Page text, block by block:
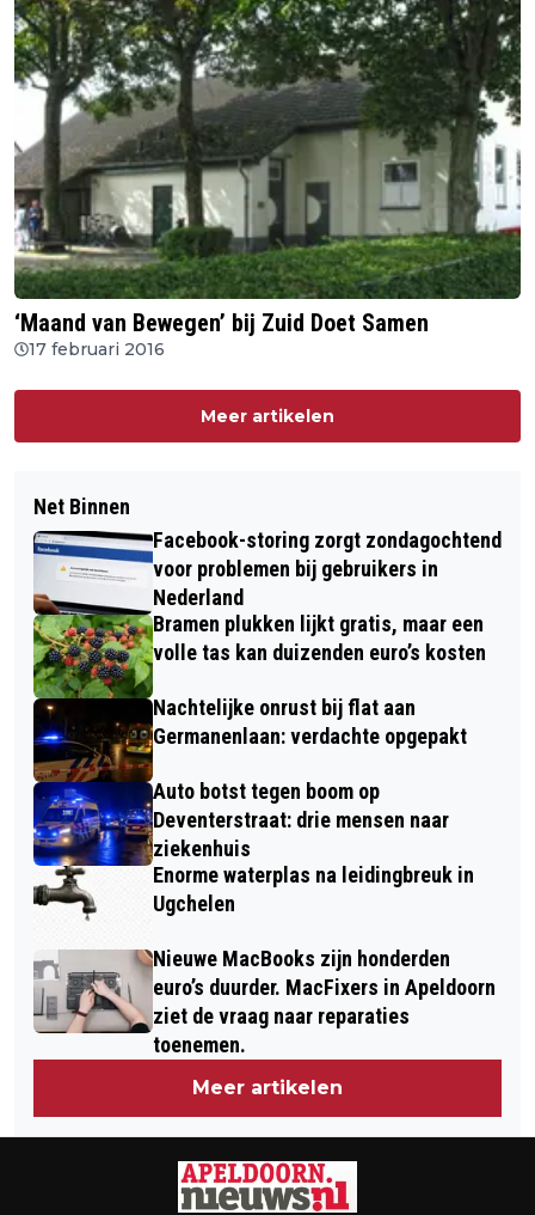
‘Maand van Bewegen’ bij Zuid Doet Samen
17 februari 2016
Meer artikelen
Net Binnen
Facebook-storing zorgt zondagochtend
voor problemen bij gebruikers in
Nederland
Bramen plukken lijkt gratis, maar een
volle tas kan duizenden euro’s kosten
Nachtelijke onrust bij flat aan
Germanenlaan: verdachte opgepakt
Auto botst tegen boom op
Deventerstraat: drie mensen naar
ziekenhuis
Enorme waterplas na leidingbreuk in
Ugchelen
Nieuwe MacBooks zijn honderden
euro’s duurder. MacFixers in Apeldoorn
ziet de vraag naar reparaties
toenemen.
Meer artikelen